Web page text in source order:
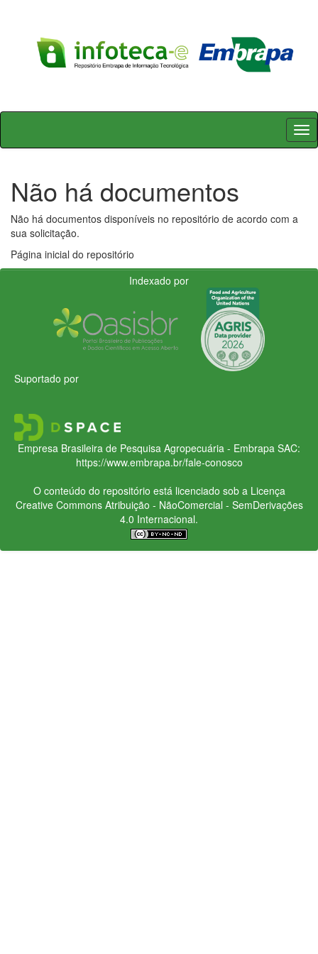
Skip
Não há documentos
Não há documentos disponíveis no repositório de acordo com a
sua solicitação.
Página inicial do repositório
Indexado por
Suportado por
Empresa Brasileira de Pesquisa Agropecuária - Embrapa SAC:
https://www.embrapa.br/fale-conosco
O conteúdo do repositório está licenciado sob a Licença
Creative CommonsAtribuição - NãoComercial - SemDerivações
4.0 Internacional.